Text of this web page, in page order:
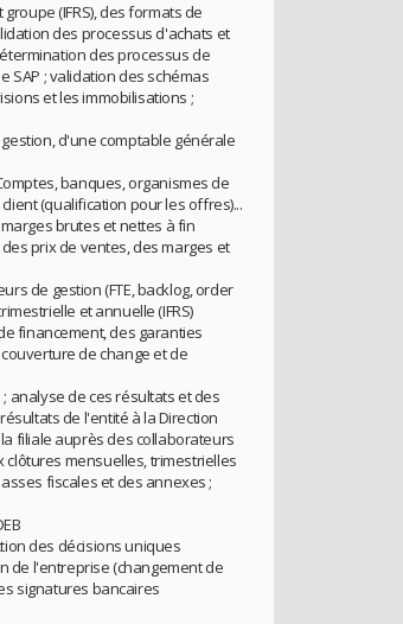
(IFRS), des formats de
des processus d'achats et
des processus de
SAP ; validation des schémas
et les immobilisations ;
d'une comptable générale
banques, organismes de
(qualification pour les offres)...
brutes et nettes à fin
prix de ventes, des marges et
de gestion (FTE, backlog, order
et annuelle (IFRS)
financement, des garanties
de change et de
analyse de ces résultats et des
de l'entité à la Direction
filiale auprès des collaborateurs
mensuelles, trimestrielles
fiscales et des annexes ;
des décisions uniques
de l'entreprise (changement de
signatures bancaires